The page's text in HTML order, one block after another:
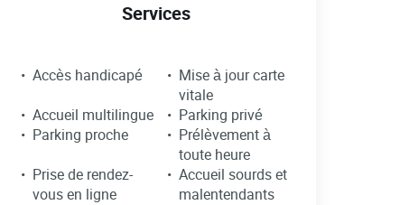
Services
Accès handicapé
Mise à jour carte
vitale
Accueil multilingue
Parking privé
Parking proche
Prélèvement à
toute heure
Prise de rendez-
vous en ligne
Accueil sourds et
malentendants